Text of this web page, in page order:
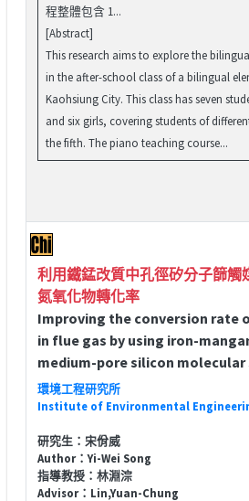
程整體包含 1...
[Abstract]
This research aims to explore the
in the after-school class of a bilingual
Kaohsiung City. This class has seven
and six girls, covering students of
the fifth. The piano teaching course...
利用鐵錳改質中孔徑矽分子篩觸
氮氧化物轉化率
Improving the conversion rate
in flue gas by using iron-
medium-pore silicon
環境工程研究所
Institute of Environmental
研究生：宋佾威
Author：Yi-Wei Song
指導教授：林淵淙
Advisor：Lin,Yuan-Chung